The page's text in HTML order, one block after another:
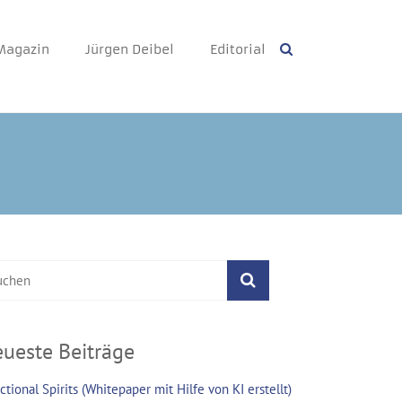
Jürgen Deibel Editorial
Beiträge
Spirits (Whitepaper mit Hilfe von KI erstellt)